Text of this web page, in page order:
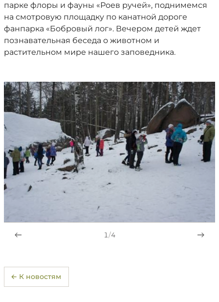
парке флоры и фауны «Роев ручей», поднимемся
на смотровую площадку по канатной дороге
фанпарка «Бобровый лог». Вечером детей ждет
познавательная беседа о животном и
растительном мире нашего заповедника.
1/4
← К новостям